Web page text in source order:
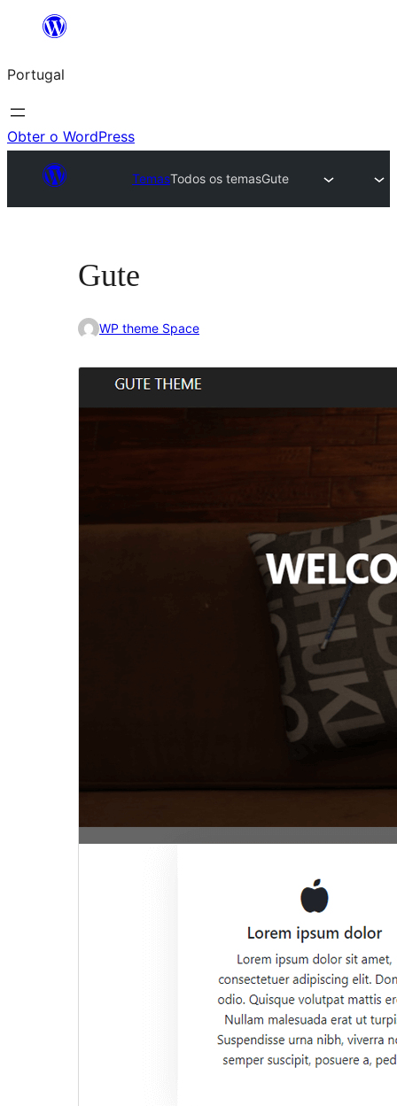
Saltar
o
conteúdo
Portugal
Obter o WordPress
TemasTodos os temasGute
Gute
WP theme Space